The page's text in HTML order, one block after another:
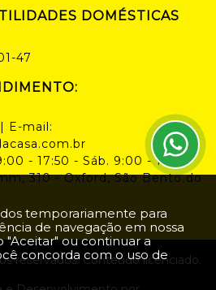
DOMÉSTICAS
47
| E-mail:
- 17:50 - Sáb. 9:00 - 14:00
310 - Oxford, São Bento do
reservados. Conteúdo licenciado.
temporariamente para
de navegação em nossa
"Aceitar" ou continuar a
concorda com o uso de